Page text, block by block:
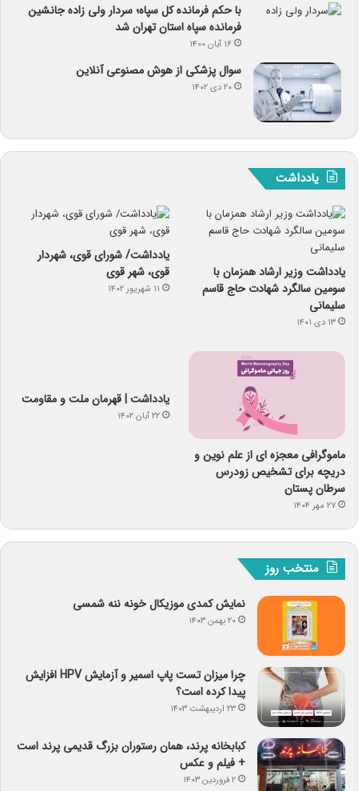
با حکم فرمانده کل سپاه؛ سردار ولی زاده جانشین
فرمانده سپاه استان تهران شد
۱۶ آبان ۱۴۰۰
سوال پزشکی از هوش مصنوعی آنلاین
۲۰ دی ۱۴۰۲
یادداشت
یادداشت وزیر ارشاد همزمان با
سومین سالگرد شهادت حاج قاسم
سلیمانی
۱۳ دی ۱۴۰۱
یادداشت/ شورای قوی، شهردار
قوی، شهر قوی
۱۱ شهریور ۱۴۰۲
ماموگرافی معجزه ای از علم نوین و
دریچه برای تشخیص زودرس
سرطان پستان
۲۷ مهر ۱۴۰۴
یادداشت | قهرمان ملت و مقاومت
۲۲ آبان ۱۴۰۲
منتخب روز
نمایش کمدی موزیکال خونه ننه شمسی
۲۰ بهمن ۱۴۰۳
چرا میزان تست پاپ اسمیر و آزمایش HPV افزایش
پیدا کرده است؟
۲۳ اردیبهشت ۱۴۰۳
کبابخانه پرند، همان رستوران بزرگ قدیمی پرند است
+ فیلم و عکس
۲ فروردین ۱۴۰۳